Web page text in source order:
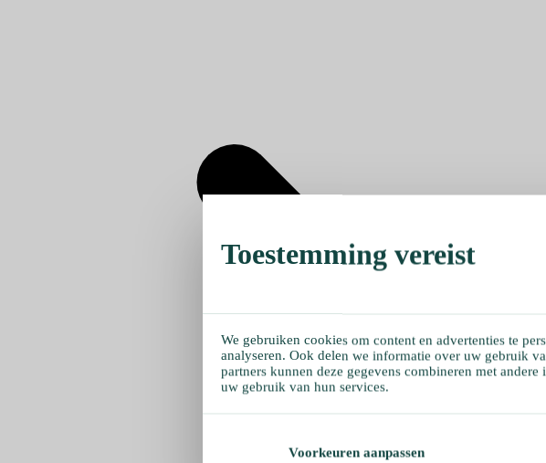
Toestemming vereist
We gebruiken cookies om content en advertenties te
analyseren. Ook delen we informatie over uw gebruik
partners kunnen deze gegevens combineren met
uw gebruik van hun services.
Voorkeuren aanpassen